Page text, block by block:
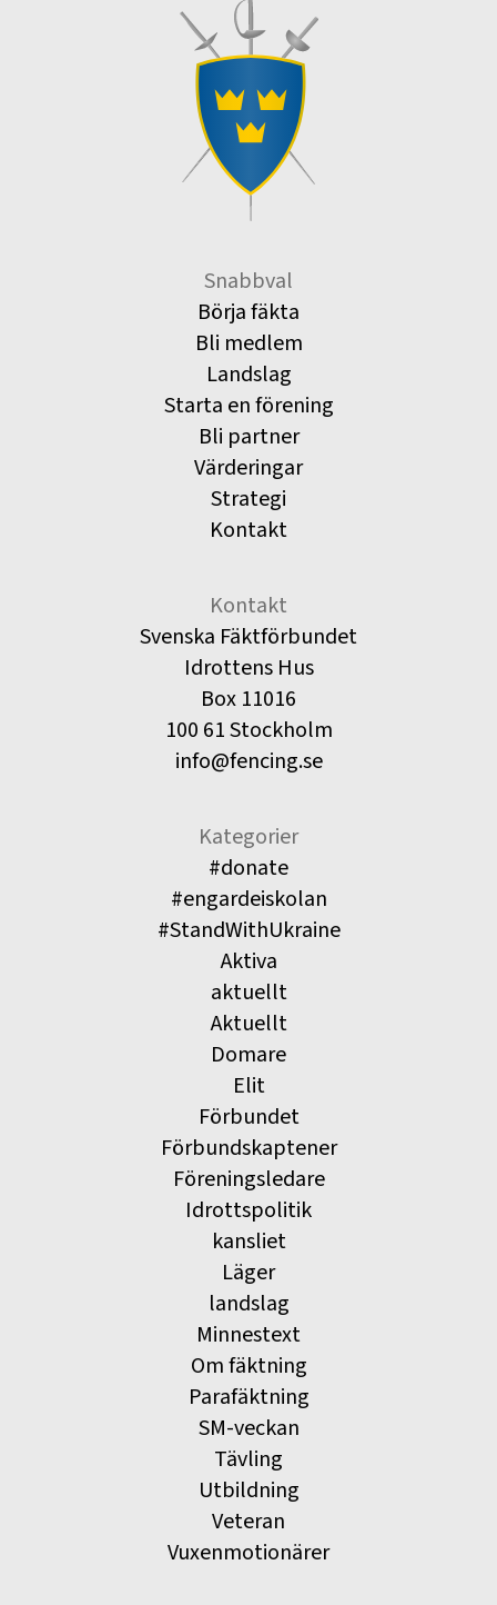
Snabbval
Börja fäkta
Bli medlem
Landslag
Starta en förening
Bli partner
Värderingar
Strategi
Kontakt
Kontakt
Svenska Fäktförbundet
Idrottens Hus
Box 11016
100 61 Stockholm
info@fencing.se
Kategorier
#donate
#engardeiskolan
#StandWithUkraine
Aktiva
aktuellt
Aktuellt
Domare
Elit
Förbundet
Förbundskaptener
Föreningsledare
Idrottspolitik
kansliet
Läger
landslag
Minnestext
Om fäktning
Parafäktning
SM-veckan
Tävling
Utbildning
Veteran
Vuxenmotionärer